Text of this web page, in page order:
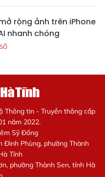
rộng ảnh trên iPhone
nhanh chóng
Thông tin - Truyền thông cấp
năm 2022.
Sỹ Đống
Đình Phùng, phường Thành
Tĩnh
phường Thành Sen, tỉnh Hà